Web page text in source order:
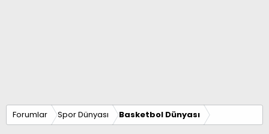
Forumlar Spor Dünyası Basketbol Dünyası